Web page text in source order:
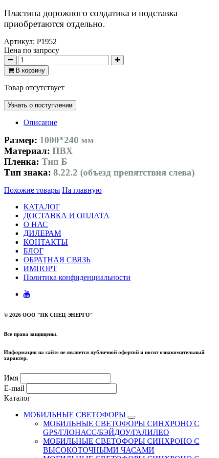
Пластина дорожного солдатика и подставка
приобретаются отдельно.
Артикул: P1952
Цена по запросу
В корзину
Товар отсутствует
Узнать о поступлении
Описание
Размер: 1000*240 мм
Материал: ПВХ
Пленка: Тип Б
Тип знака: 8.22.2 (объезд препятствия слева)
Похожие товары На главную
КАТАЛОГ
ДОСТАВКА И ОПЛАТА
О НАС
ДИЛЕРАМ
КОНТАКТЫ
БЛОГ
ОБРАТНАЯ СВЯЗЬ
ИМПОРТ
Политика конфиденциальности
© 2026 ООО "ПК СПЕЦ ЭНЕРГО"
Все права защищены.
Информация на сайте не является публичной офертой и носит ознакомительный
характер.
Имя
E-mail
Каталог
МОБИЛЬНЫЕ СВЕТОФОРЫ
МОБИЛЬНЫЕ СВЕТОФОРЫ СИНХРОНО С
GPS/ГЛОНАСС/БЭЙДОУ/ГАЛИЛЕО
МОБИЛЬНЫЕ СВЕТОФОРЫ СИНХРОНО С
ВЫСОКОТОЧНЫМИ ЧАСАМИ